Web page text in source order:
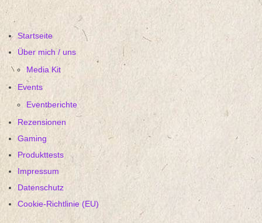
Startseite
Über mich / uns
Media Kit
Events
Eventberichte
Rezensionen
Gaming
Produkttests
Impressum
Datenschutz
Cookie-Richtlinie (EU)